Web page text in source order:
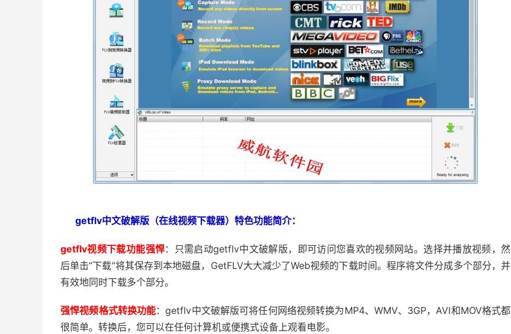
getflv中文破解版（在线视频下载器）特色功能简介：
getflv视频下载功能强悍：只需启动getflv中文破解版，即可访问您喜欢的视频网站。选择并播放视频，然
后单击“下载”将其保存到本地磁盘，GetFLV大大减少了Web视频的下载时间。程序将文件分成多个部分，并
有效地同时下载多个部分。
强悍视频格式转换功能：getflv中文破解版可将任何网络视频转换为MP4、WMV、3GP，AVI和MOV格式都
很简单。转换后，您可以在任何计算机或便携式设备上观看电影。